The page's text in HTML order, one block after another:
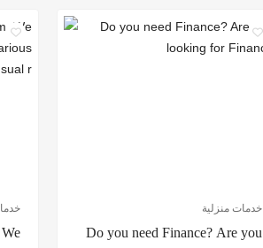
خدمات منزلية
Do you need Finance? Are you